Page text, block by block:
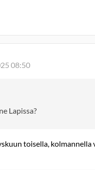
08:50
Lapissa?
toisella, kolmannella